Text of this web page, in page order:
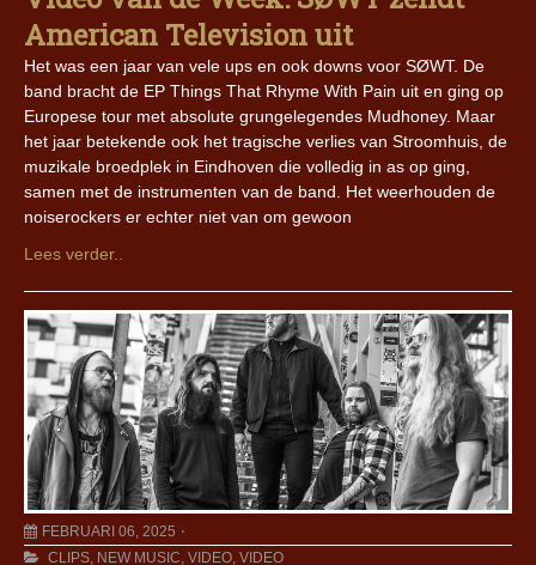
American Television uit
Het was een jaar van vele ups en ook downs voor SØWT. De
band bracht de EP Things That Rhyme With Pain uit en ging op
Europese tour met absolute grungelegendes Mudhoney. Maar
het jaar betekende ook het tragische verlies van Stroomhuis, de
muzikale broedplek in Eindhoven die volledig in as op ging,
samen met de instrumenten van de band. Het weerhouden de
noiserockers er echter niet van om gewoon
Lees verder..
FEBRUARI 06, 2025
CLIPS, NEW MUSIC, VIDEO, VIDEO